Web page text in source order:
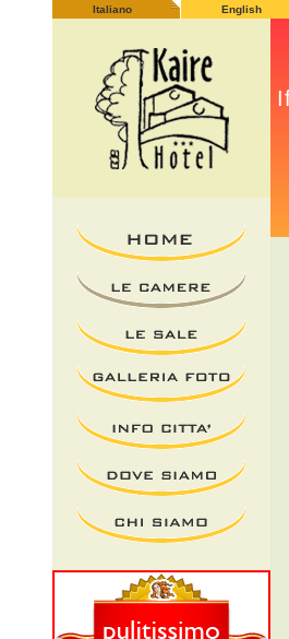
Italiano English